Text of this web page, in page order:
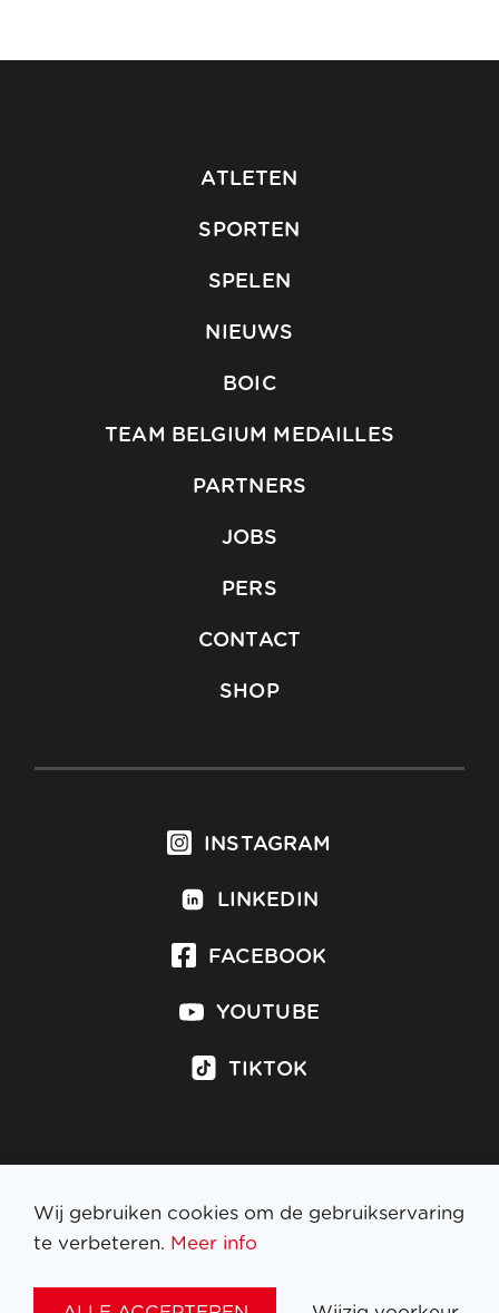
ATLETEN
SPORTEN
SPELEN
NIEUWS
BOIC
TEAM BELGIUM MEDAILLES
PARTNERS
JOBS
PERS
CONTACT
SHOP
INSTAGRAM
LINKEDIN
FACEBOOK
YOUTUBE
TIKTOK
Inschrijven op nieuwsbrief
Wij gebruiken cookies om de gebruikservaring
te verbeteren. Meer info